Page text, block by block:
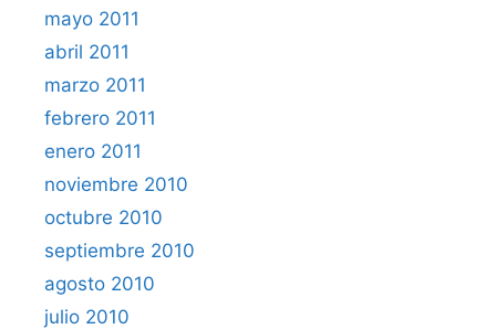
mayo 2011
abril 2011
marzo 2011
febrero 2011
enero 2011
noviembre 2010
octubre 2010
septiembre 2010
agosto 2010
julio 2010